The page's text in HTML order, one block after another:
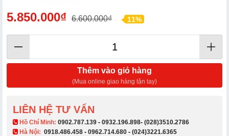
5.850.000₫ 6.600.000₫ 11%
Thêm vào giỏ hàng
(Mua online giao hàng tận tay)
LIÊN HỆ TƯ VẤN
​ Hồ Chí Minh: 0902.787.139 - 0932.196.898- (028)3510.2786
Hà Nội: 0918.486.458 - 0962.714.680 - (024)3221.6365